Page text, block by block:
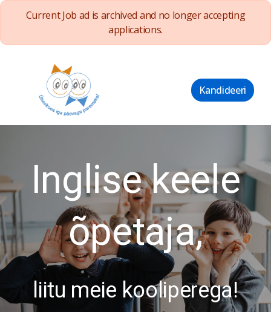
Current Job ad is archived and no longer accepting
applications.
Kandideeri
Inglise keele
õpetaja,
liitu meie kooliperega!